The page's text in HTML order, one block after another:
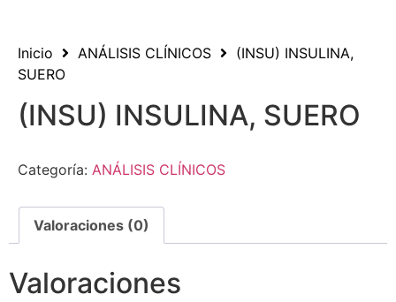
Inicio ANÁLISIS CLÍNICOS
(INSU) INSULINA,
SUERO
(INSU) INSULINA, SUERO
Categoría: ANÁLISIS CLÍNICOS
Valoraciones (0)
Valoraciones